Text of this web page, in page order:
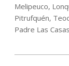
Melipeuco,
Pitrufquén,
Padre Las